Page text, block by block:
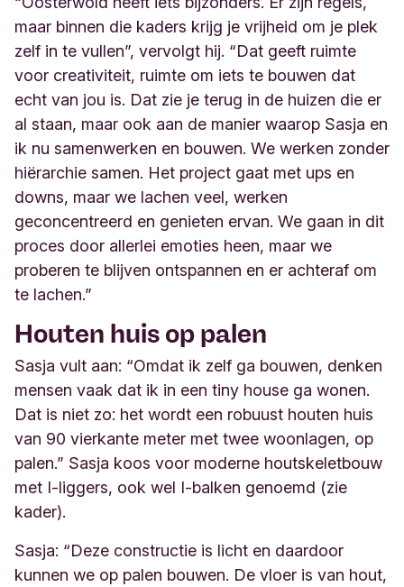
maar binnen die kaders krijg je vrijheid om je plek
zelf in te vullen”, vervolgt hij. “Dat geeft ruimte
voor creativiteit, ruimte om iets te bouwen dat
echt van jou is. Dat zie je terug in de huizen die er
al staan, maar ook aan de manier waarop Sasja en
ik nu samenwerken en bouwen. We werken zonder
hiërarchie samen. Het project gaat met ups en
downs, maar we lachen veel, werken
geconcentreerd en genieten ervan. We gaan in dit
proces door allerlei emoties heen, maar we
proberen te blijven ontspannen en er achteraf om
te lachen.”
Houten huis op palen
Sasja vult aan: “Omdat ik zelf ga bouwen, denken
mensen vaak dat ik in een tiny house ga wonen.
Dat is niet zo: het wordt een robuust houten huis
van 90 vierkante meter met twee woonlagen, op
palen.” Sasja koos voor moderne houtskeletbouw
met I-liggers, ook wel I-balken genoemd (zie
kader).
Sasja: “Deze constructie is licht en daardoor
kunnen we op palen bouwen. De vloer is van hout,